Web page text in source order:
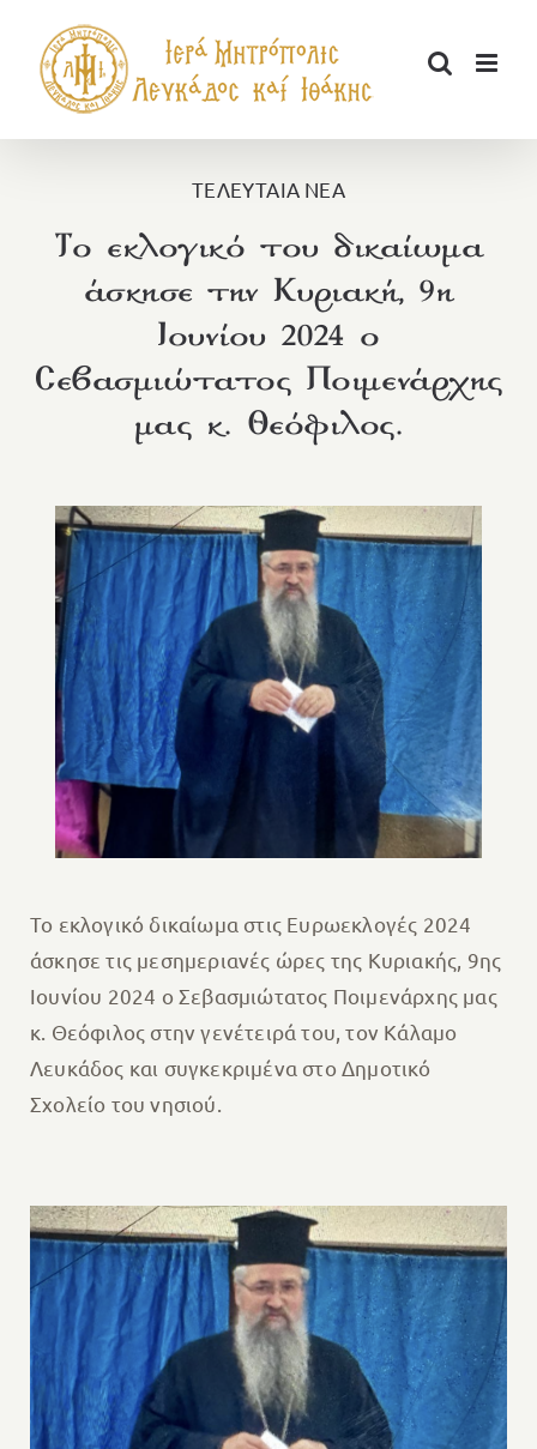
περιεχόμενο
ΤΕΛΕΥΤΑΙΑ ΝΕΑ
Το εκλογικό του δικαίωμα
άσκησε την Κυριακή, 9η
Ιουνίου 2024 ο
Σεβασμιώτατος Ποιμενάρχης
μας κ. Θεόφιλος.
Το εκλογικό δικαίωμα στις Ευρωεκλογές 2024
άσκησε τις μεσημεριανές ώρες της Κυριακής, 9ης
Ιουνίου 2024 ο Σεβασμιώτατος Ποιμενάρχης μας
κ. Θεόφιλος στην γενέτειρά του, τον Κάλαμο
Λευκάδος και συγκεκριμένα στο Δημοτικό
Σχολείο του νησιού.